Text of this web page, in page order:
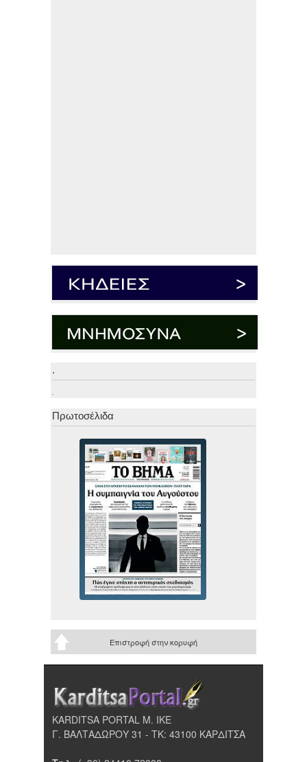
.
.
Πρωτοσέλιδα
Επιστροφή στην κορυφή
KARDITSA PORTAL Μ. ΙΚΕ
Γ. ΒΑΛΤΑΔΩΡΟΥ 31 - ΤΚ: 43100 ΚΑΡΔΙΤΣΑ